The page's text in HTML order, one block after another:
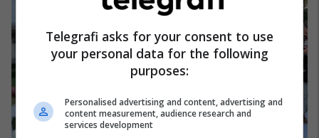
Telegrafi asks for your consent to use
your personal data for the following
purposes:
Personalised advertising and content, advertising and
content measurement, audience research and
services development